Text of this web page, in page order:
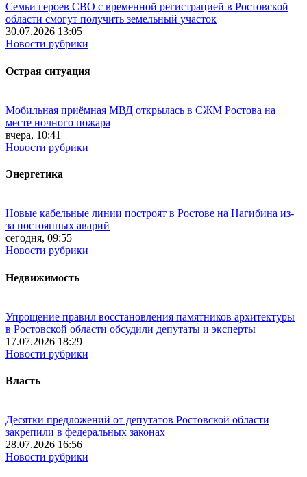
Семьи героев СВО с временной регистрацией в Ростовской
области смогут получить земельный участок
30.07.2026 13:05
Новости рубрики
Острая ситуация
Мобильная приёмная МВД открылась в СЖМ Ростова на
месте ночного пожара
вчера, 10:41
Новости рубрики
Энергетика
Новые кабельные линии построят в Ростове на Нагибина из-
за постоянных аварий
сегодня, 09:55
Новости рубрики
Недвижимость
Упрощение правил восстановления памятников архитектуры
в Ростовской области обсудили депутаты и эксперты
17.07.2026 18:29
Новости рубрики
Власть
Десятки предложений от депутатов Ростовской области
закрепили в федеральных законах
28.07.2026 16:56
Новости рубрики